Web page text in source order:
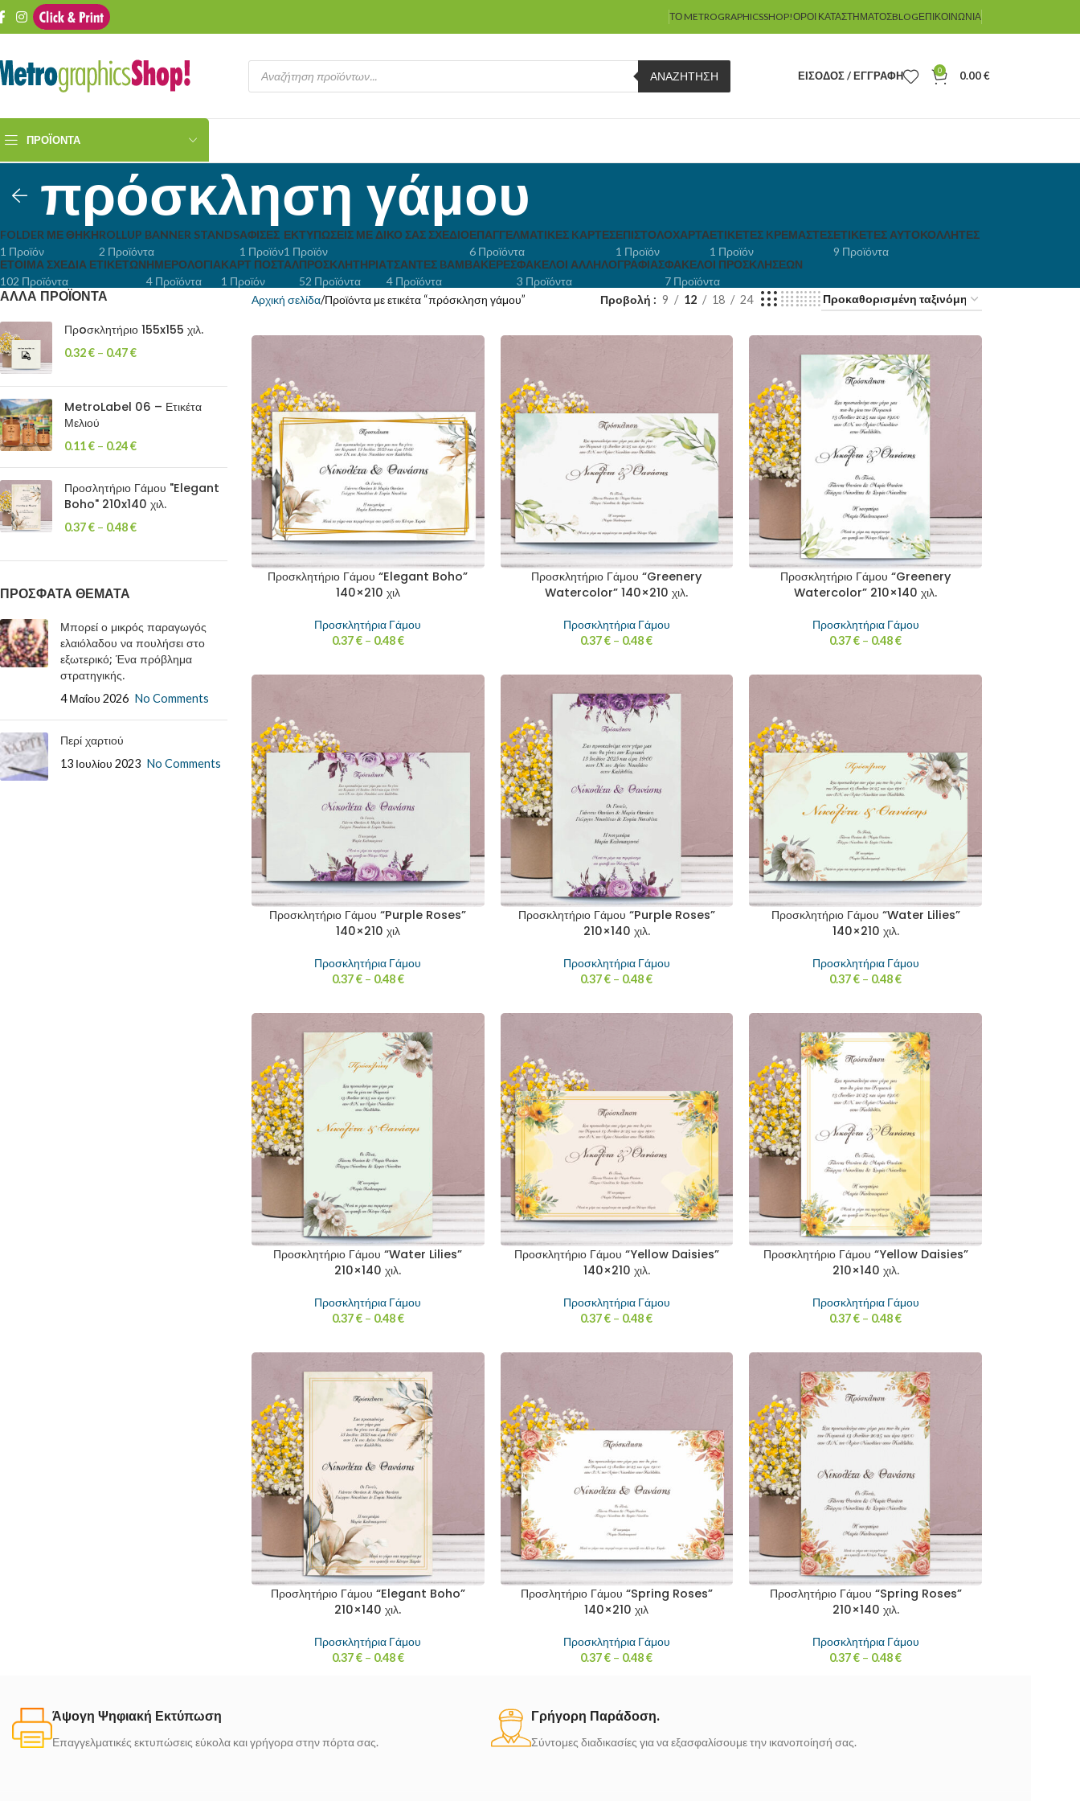
ΤΟ METROGRAPHICSSHOP!ΌΡΟΙ ΚΑΤΑΣΤΉΜΑΤΟΣBLOGΕΠΙΚΟΙΝΩΝΊΑ
ΑΝΑΖΉΤΗΣΗ ΕΊΣΟΔΟΣ / ΕΓΓΡΑΦΉ 0 0.00€
ΠΡΟΪΌΝΤΑ
πρόσκληση γάμου
FOLDER ΜΕ ΘΉΚΗ
1 Προϊόν
ROLLUP BANNER STANDS
2 Προϊόντα
ΑΦΊΣΕΣ
1 Προϊόν
ΕΚΤΥΠΏΣΕΙΣ ΜΕ ΔΙΚΌ ΣΑΣ ΣΧΈΔΙΟ
1 Προϊόν
ΕΠΑΓΓΕΛΜΑΤΙΚΈΣ KΆΡΤΕΣ
6 Προϊόντα
ΕΠΙΣΤΟΛΌΧΑΡΤΑ
1 Προϊόν
ΕΤΙΚΈΤΕΣ KΡΕΜΑΣΤΈΣ
1 Προϊόν
ΕΤΙΚΈΤΕΣ ΑΥΤΟΚΌΛΛΗΤΕΣ
9 Προϊόντα
ΈΤΟΙΜΑ ΣΧΈΔΙΑ ΕΤΙΚΕΤΏΝ
102 Προϊόντα
ΗΜΕΡΟΛΌΓΙΑ
4 Προϊόντα
ΚΑΡΤ ΠΟΣΤΆΛ
1 Προϊόν
ΠΡΟΣΚΛΗΤΉΡΙΑ
52 Προϊόντα
ΤΣΆΝΤΕΣ BΑΜΒΑΚΕΡΈΣ
4 Προϊόντα
ΦΆΚΕΛΟΙ ΑΛΛΗΛΟΓΡΑΦΊΑΣ
3 Προϊόντα
ΦΆΚΕΛΟΙ ΠΡΟΣΚΛΉΣΕΩΝ
7 Προϊόντα
ΑΛΛΑ ΠΡΟΪΟΝΤΑ
Πρoσκλητήριο 155x155 χιλ.
0.32€ – 0.47€
MetroLabel 06 – Ετικέτα
Μελιού
0.11€ – 0.24€
Προσλητήριο Γάμου "Elegant
Boho" 210x140 χιλ.
0.37€ – 0.48€
ΠΡΟΣΦΑΤΑ ΘΕΜΑΤΑ
Μπορεί ο μικρός παραγωγός
ελαιόλαδου να πουλήσει στο
εξωτερικό; Ένα πρόβλημα
στρατηγικής.
4 Μαΐου 2026 No Comments
Περί χαρτιού
13 Ιουλίου 2023 No Comments
Αρχική σελίδα Προϊόντα με ετικέτα “πρόσκληση γάμου” Προβολή 9 12 18 24
Προσκλητήριο Γάμου “Elegant Boho”
140×210 χιλ
Προσκλητήρια Γάμου
0.37€ – 0.48€
Προσκλητήριο Γάμου “Greenery
Watercolor” 140×210 χιλ.
Προσκλητήρια Γάμου
0.37€ – 0.48€
Προσκλητήριο Γάμου “Greenery
Watercolor” 210×140 χιλ.
Προσκλητήρια Γάμου
0.37€ – 0.48€
Προσκλητήριο Γάμου “Purple Roses”
140×210 χιλ
Προσκλητήρια Γάμου
0.37€ – 0.48€
Προσκλητήριο Γάμου “Purple Roses”
210×140 χιλ.
Προσκλητήρια Γάμου
0.37€ – 0.48€
Προσκλητήριο Γάμου “Water Lilies”
140×210 χιλ.
Προσκλητήρια Γάμου
0.37€ – 0.48€
Προσκλητήριο Γάμου “Water Lilies”
210×140 χιλ.
Προσκλητήρια Γάμου
0.37€ – 0.48€
Προσκλητήριο Γάμου “Yellow Daisies”
140×210 χιλ.
Προσκλητήρια Γάμου
0.37€ – 0.48€
Προσκλητήριο Γάμου “Yellow Daisies”
210×140 χιλ.
Προσκλητήρια Γάμου
0.37€ – 0.48€
Προσλητήριο Γάμου “Elegant Boho”
210×140 χιλ.
Προσκλητήρια Γάμου
0.37€ – 0.48€
Προσλητήριο Γάμου “Spring Roses”
140×210 χιλ
Προσκλητήρια Γάμου
0.37€ – 0.48€
Προσλητήριο Γάμου “Spring Roses”
210×140 χιλ.
Προσκλητήρια Γάμου
0.37€ – 0.48€
Άψογη Ψηφιακή Εκτύπωση
Επαγγελματικές εκτυπώσεις εύκολα και γρήγορα στην πόρτα σας.
Γρήγορη Παράδοση.
Σύντομες διαδικασίες για να εξασφαλίσουμε την ικανοποίησή σας.